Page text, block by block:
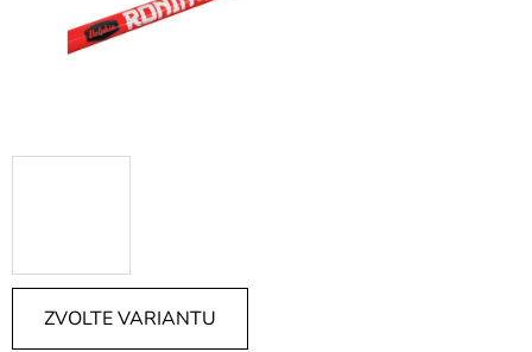
ZVOLTE VARIANTU